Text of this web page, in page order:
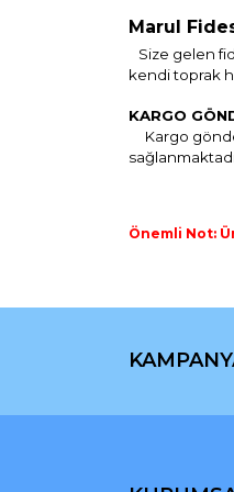
Marul
Size gelen
kendi toprak
KARGO
Kargo
Önemli Not:
Görüş ve
Ürün